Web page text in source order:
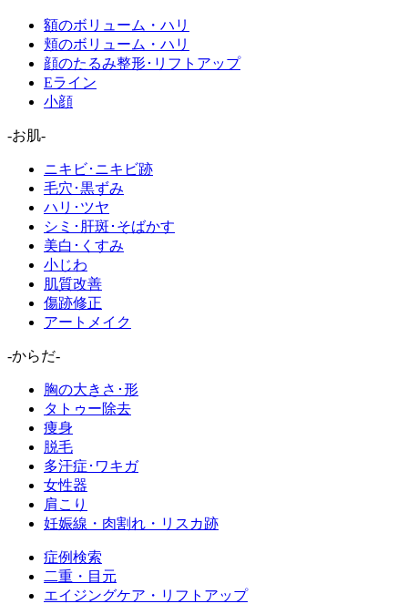
額のボリューム・ハリ
頬のボリューム・ハリ
顔のたるみ整形･リフトアップ
Eライン
小顔
-お肌-
ニキビ･ニキビ跡
毛穴･黒ずみ
ハリ･ツヤ
シミ･肝斑･そばかす
美白･くすみ
小じわ
肌質改善
傷跡修正
アートメイク
-からだ-
胸の大きさ･形
タトゥー除去
痩身
脱毛
多汗症･ワキガ
女性器
肩こり
妊娠線・肉割れ・リスカ跡
症例検索
二重・目元
エイジングケア・リフトアップ